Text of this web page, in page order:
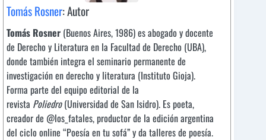
Tomás Rosner: Autor
Tomás Rosner (Buenos Aires, 1986) es abogado y docente
de Derecho y Literatura en la Facultad de Derecho (UBA),
donde también integra el seminario permanente de
investigación en derecho y literatura (Instituto Gioja).
Forma parte del equipo editorial de la
revista Poliedro(Universidad de San Isidro). Es poeta,
creador de @los_fatales, productor de la edición argentina
del ciclo online “Poesía en tu sofá” y da talleres de poesía.